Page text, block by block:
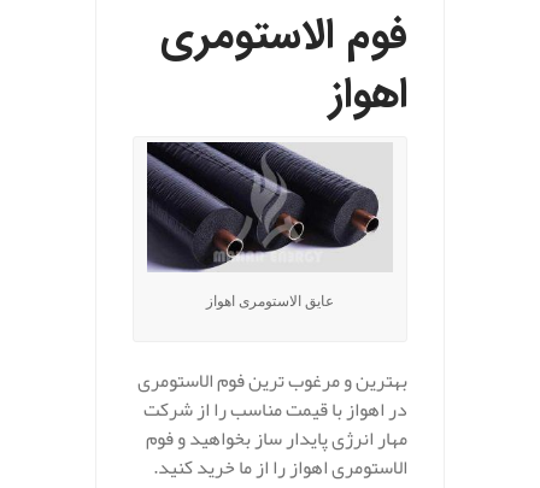
فوم الاستومری
اهواز
عایق الاستومری اهواز
بهترین و مرغوب ترین فوم الاستومری
در اهواز با قیمت مناسب را از شرکت
مهار انرژی پایدار ساز بخواهید و فوم
الاستومری اهواز را از ما خرید کنید.